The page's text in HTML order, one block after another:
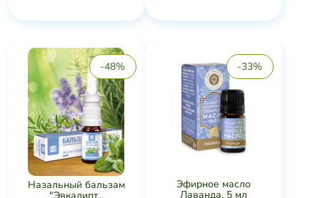
-48%
Назальный бальзам
"Эвкалипт...
-33%
Эфирное масло
Лаванда, 5 мл